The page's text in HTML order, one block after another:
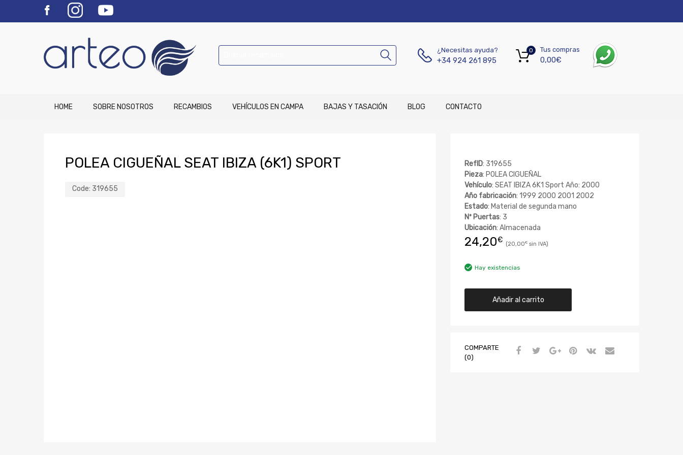
¿Necesitas ayuda?
+34 924 261 895
Tus compras
0,00€
0
HOME SOBRE NOSOTROS RECAMBIOS VEHÍCULOS EN CAMPA BAJAS Y TASACIÓN BLOG CONTACTO
POLEA CIGUEÑAL SEAT IBIZA (6K1) SPORT
Code: 319655
RefID: 319655
Pieza: POLEA CIGUEÑAL
Vehículo: SEAT IBIZA 6K1 Sport Año: 2000
Año fabricación: 1999 2000 2001 2002
Estado: Material de segunda mano
Nº Puertas: 3
Ubicación: Almacenada
24,20€ 20,00€
Hay existencias
Añadir al carrito
COMPARTE
(0)